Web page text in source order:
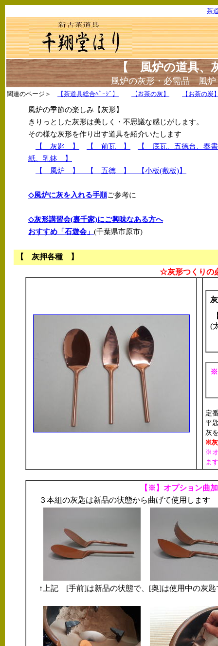
茶
【 風炉の道具、
風炉の灰形・必需品 風炉
関連のページ＞ 【茶道具総合ﾍﾟｰｼﾞ】 【お茶の灰】 【お茶の炭
風炉の季節の楽しみ【灰形】
きりっとした灰形は美しく・不思議な感じがします。
その様な灰形を作り出す道具を紹介いたします
【 灰匙 】
【 前瓦 】
【 底瓦、五徳台、奉書
紙、乳鉢 】
【 風炉 】 【 五徳 】 【小板(敷板)】
◇風炉に灰を入れる手順ご参考に
◇灰形講習会(裏千家)にご興味なある方へ
おすすめ「石遊会」 (千葉県市原市)
【 灰押各種 】
☆灰形つくりの
(
※
定
平
灰
※灰
※
ま
【※】オプション曲
３本組の灰匙は新品の状態から曲げて使用します
↑上記 [手前]は新品の状態で、[奥]は使用中の灰匙